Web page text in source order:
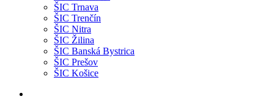
ŠIC Trnava
ŠIC Trenčín
ŠIC Nitra
ŠIC Žilina
ŠIC Banská Bystrica
ŠIC Prešov
ŠIC Košice